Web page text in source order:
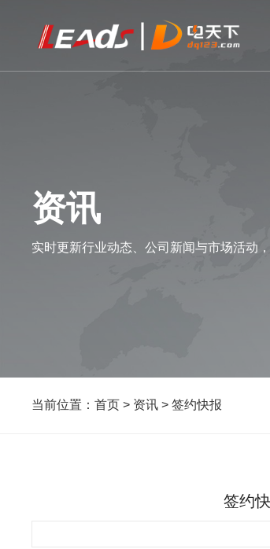
资讯
实时更新行业动态、公司新闻与市场活动
当前位置：首页 > 资讯 >签约快报
签约